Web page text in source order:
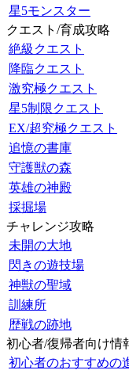
星5モンスター
クエスト/育成攻略
絶級クエスト
降臨クエスト
激究極クエスト
星5制限クエスト
EX/超究極クエスト
追憶の書庫
守護獣の森
英雄の神殿
採掘場
チャレンジ攻略
未開の大地
閃きの遊技場
神獣の聖域
訓練所
歴戦の跡地
初心者/復帰者向け情
初心者のおすすめの